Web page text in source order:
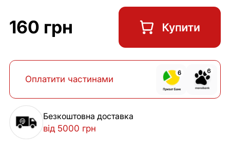
160 грн
Оплатити частинами
Безкоштовна доставка
від 5000 грн